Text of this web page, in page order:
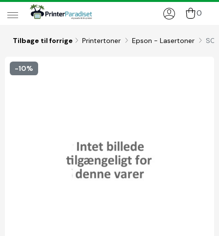
0
Tilbage til forrige Printertoner Epson - Lasertoner
-10%